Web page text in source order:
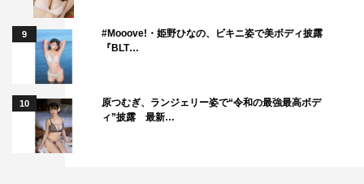
9
#Mooove!・姫野ひなの、ビキニ姿で美ボディ披露
『BLT…
10
原つむぎ、ランジェリー姿で“令和の最強最高ボデ
ィ”披露 最新…